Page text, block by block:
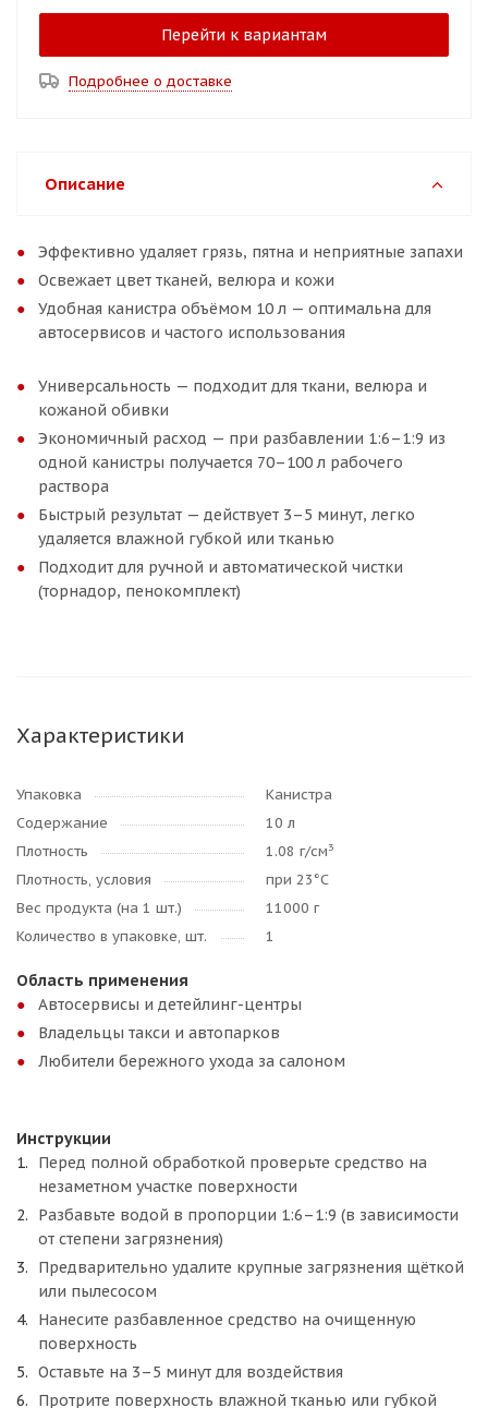
Перейти к вариантам
Подробнее о доставке
Описание
Эффективно удаляет грязь, пятна и неприятные запахи
Освежает цвет тканей, велюра и кожи
Удобная канистра объёмом 10 л — оптимальна для
автосервисов и частого использования
Универсальность — подходит для ткани, велюра и
кожаной обивки
Экономичный расход — при разбавлении 1:6–1:9 из
одной канистры получается 70–100 л рабочего
раствора
Быстрый результат — действует 3–5 минут, легко
удаляется влажной губкой или тканью
Подходит для ручной и автоматической чистки
(торнадор, пенокомплект)
Характеристики
Упаковка
Канистра
Содержание
10 л
Плотность
1.08 г/см3
Плотность, условия
при 23°C
Вес продукта (на 1 шт.)
11000 г
Количество в упаковке, шт.
1
Область применения
Автосервисы и детейлинг-центры
Владельцы такси и автопарков
Любители бережного ухода за салоном
Инструкции
Перед полной обработкой проверьте средство на
незаметном участке поверхности
Разбавьте водой в пропорции 1:6–1:9 (в зависимости
от степени загрязнения)
Предварительно удалите крупные загрязнения щёткой
или пылесосом
Нанесите разбавленное средство на очищенную
поверхность
Оставьте на 3–5 минут для воздействия
Протрите поверхность влажной тканью или губкой